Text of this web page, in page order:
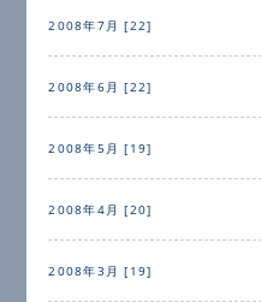
2008年7月 [22]
2008年6月 [22]
2008年5月 [19]
2008年4月 [20]
2008年3月 [19]